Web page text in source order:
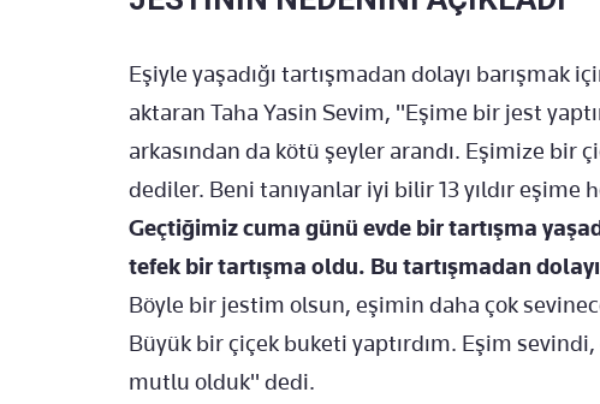
Eşiyle yaşadığı tartışmadan dolayı barışmak
aktaran Taha Yasin Sevim, "Eşime bir jest
arkasından da kötü şeyler arandı. Eşimize bir
dediler. Beni tanıyanlar iyi bilir 13 yıldır
Geçtiğimiz cuma günü evde bir tartışma
tefek bir tartışma oldu. Bu tartışmadan
Böyle bir jestim olsun, eşimin daha çok
Büyük bir çiçek buketi yaptırdım. Eşim
mutlu olduk" dedi.